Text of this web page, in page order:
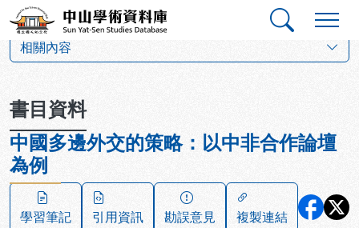
跳到主要內容
中山學術資料庫
相關內容
書目資料
中國多邊外交的策略：以中非合作論壇
為例
學習筆記 引用資訊 勘誤意見
複製連結